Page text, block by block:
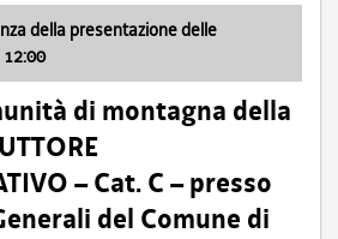
della presentazione delle
di montagna della
– Cat. C – presso
del Comune di